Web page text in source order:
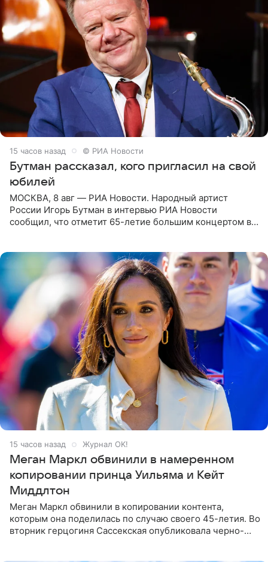
15 часов назад © РИА Новости
Бутман рассказал, кого пригласил на свой
юбилей
МОСКВА, 8 авг — РИА Новости. Народный артист
России Игорь Бутман в интервью РИА Новости
сообщил, что отметит 65-летие большим концертом в
15 часов назад Журнал OK!
Меган Маркл обвинили в намеренном
копировании принца Уильяма и Кейт
Миддлтон
Меган Маркл обвинили в копировании контента,
которым она поделилась по случаю своего 45-летия. Во
вторник герцогиня Сассекская опубликовала черно-